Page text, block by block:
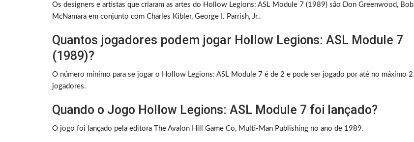
Os designers e artistas que criaram as artes do Hollow Legions: ASL Module 7 (1989) são Don Greenwood, Bob
McNamara em conjunto com Charles Kibler, George I. Parrish, Jr..
Quantos jogadores podem jogar Hollow Legions: ASL Module 7
(1989)?
O número mínimo para se jogar o Hollow Legions: ASL Module 7 é de 2 e pode ser jogado por até no máximo 2
jogadores.
Quando o Jogo Hollow Legions: ASL Module 7 foi lançado?
O jogo foi lançado pela editora The Avalon Hill Game Co, Multi-Man Publishing no ano de 1989.